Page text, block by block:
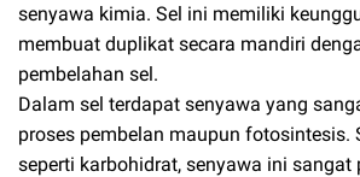
senyawa kimia. Sel ini memiliki
membuat duplikat secara mandiri
pembelahan sel.
Dalam sel terdapat senyawa yang
proses pembelan maupun fotosintesis.
seperti karbohidrat, senyawa ini sangat